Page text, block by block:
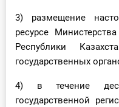
3) размещение
ресурсе
Республики
государственных
4) в течение
государственной